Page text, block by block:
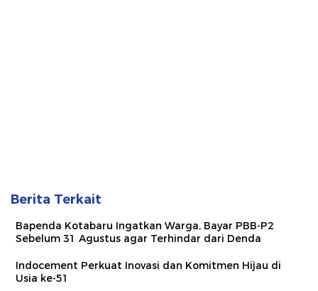
Berita Terkait
Bapenda Kotabaru Ingatkan Warga, Bayar PBB-P2
Sebelum 31 Agustus agar Terhindar dari Denda
Indocement Perkuat Inovasi dan Komitmen Hijau di
Usia ke-51